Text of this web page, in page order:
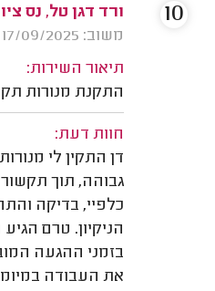
ורד דגן טל, נס
משוב: 17/09/2025
תיאור השירות:
התקנת מנורות
חוות דעת:
דן התקין לי
גבוהה, תוך
כלפיי, בדיקה
הניקיון. טרם
בזמני ההגעה
את העבודה
10